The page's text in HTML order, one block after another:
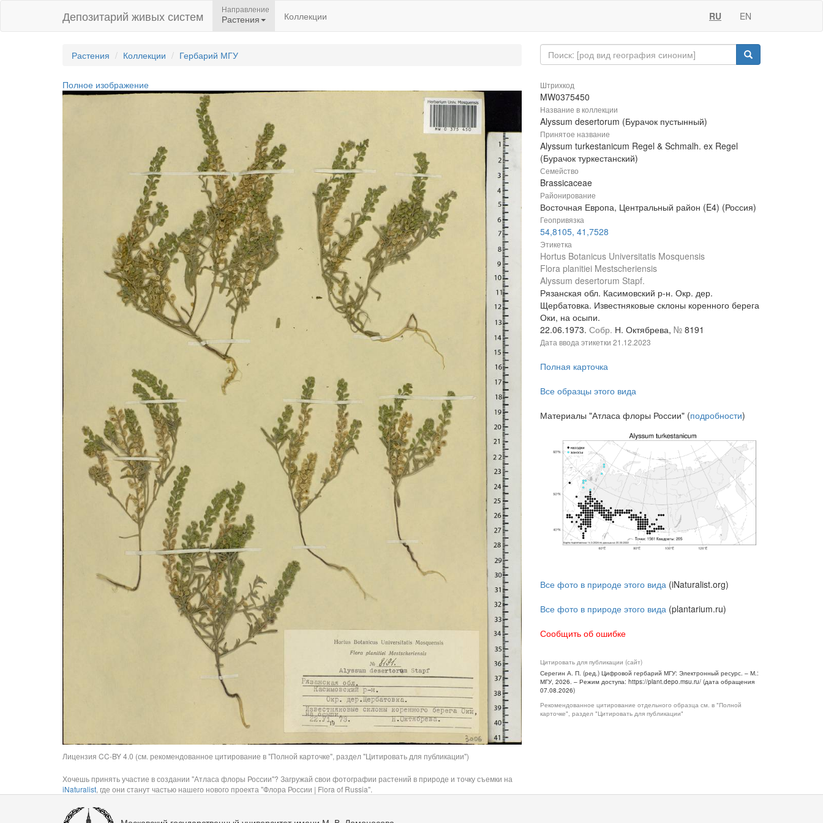
Депозитарий живых систем Направление
Растения Коллекции RU EN
Растения Коллекции Гербарий МГУ
Полное изображение
Лицензия CC-BY 4.0 (см. рекомендованное цитирование в "Полной карточке", раздел "Цитировать для публикации")
Хочешь принять участие в создании "Атласа флоры России"? Загружай свои фотографии растений в природе и точку съемки на
iNaturalist, где они станут частью нашего нового проекта "Флора России | Flora of Russia".
Штрихкод
MW0375450
Название в коллекции
Alyssum desertorum (Бурачок пустынный)
Принятое название
Alyssum turkestanicum Regel & Schmalh. ex Regel
(Бурачок туркестанский)
Семейство
Brassicaceae
Районирование
Восточная Европа, Центральный район (E4) (Россия)
Геопривязка
54,8105, 41,7528
Этикетка
Hortus Botanicus Universitatis Mosquensis
Flora planitiei Mestscheriensis
Alyssum desertorum Stapf.
Рязанская обл. Касимовский р-н. Окр. дер.
Щербатовка. Известняковые склоны коренного берега
Оки, на осыпи.
22.06.1973. Собр. Н. Октябрева, № 8191
Дата ввода этикетки 21.12.2023
Полная карточка
Все образцы этого вида
Материалы "Атласа флоры России" (подробности)
Все фото в природе этого вида (iNaturalist.org)
Все фото в природе этого вида (plantarium.ru)
Сообщить об ошибке
Цитировать для публикации (сайт)
Серегин А. П. (ред.) Цифровой гербарий МГУ: Электронный ресурс. – М.:
МГУ, 2026. – Режим доступа: https://plant.depo.msu.ru/ (дата обращения
07.08.2026)
Рекомендованное цитирование отдельного образца см. в "Полной
карточке", раздел "Цитировать для публикации"